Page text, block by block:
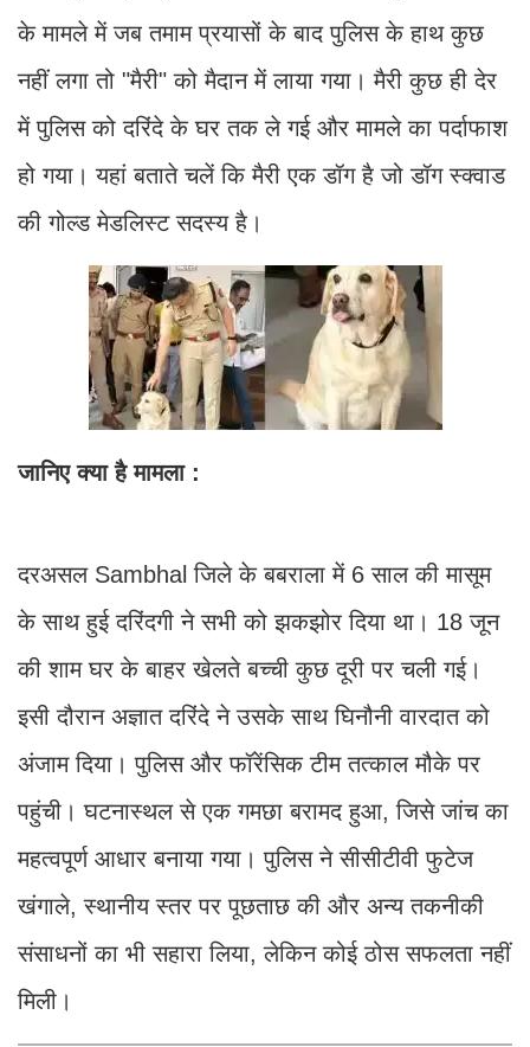
के मामले में जब तमाम प्रयासों के बाद पुलिस के हाथ कुछ
नहीं लगा तो "मैरी" को मैदान में लाया गया। मैरी कुछ ही देर
में पुलिस को दरिंदे के घर तक ले गई और मामले का पर्दाफाश
हो गया। यहां बताते चलें कि मैरी एक डॉग है जो डॉग स्क्वाड
की गोल्ड मेडलिस्ट सदस्य है।
जानिए क्या है मामला :
दरअसल Sambhal जिले के बबराला में 6 साल की मासूम
के साथ हुई दरिंदगी ने सभी को झकझोर दिया था। 18 जून
की शाम घर के बाहर खेलते बच्ची कुछ दूरी पर चली गई।
इसी दौरान अज्ञात दरिंदे ने उसके साथ घिनौनी वारदात को
अंजाम दिया। पुलिस और फॉरेंसिक टीम तत्काल मौके पर
पहुंची। घटनास्थल से एक गमछा बरामद हुआ, जिसे जांच का
महत्वपूर्ण आधार बनाया गया। पुलिस ने सीसीटीवी फुटेज
खंगाले, स्थानीय स्तर पर पूछताछ की और अन्य तकनीकी
संसाधनों का भी सहारा लिया, लेकिन कोई ठोस सफलता नहीं
मिली।